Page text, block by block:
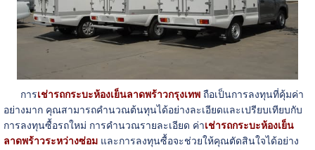
การเช่ารถกระบะห้องเย็นลาดพร้าวกรุงเทพถือเป็นการลงทุนที่คุ้มค่า
อย่างมาก คุณสามารถคำนวณต้นทุนได้อย่างละเอียดและเปรียบเทียบกับ
การลงทุนซื้อรถใหม่ การคำนวณรายละเอียด ค่าเช่ารถกระบะห้องเย็น
ลาดพร้าวระหว่างซ่อมและการลงทุนซื้อจะช่วยให้คุณตัดสินใจได้อย่าง